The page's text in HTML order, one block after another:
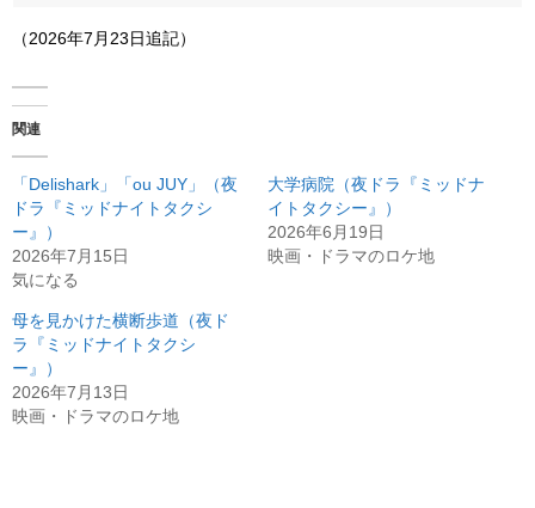
（2026年7月23日追記）
関連
「Delishark」「ou JUY」（夜
ドラ『ミッドナイトタクシ
ー』）
2026年7月15日
気になる
大学病院（夜ドラ『ミッドナ
イトタクシー』）
2026年6月19日
映画・ドラマのロケ地
母を見かけた横断歩道（夜ド
ラ『ミッドナイトタクシ
ー』）
2026年7月13日
映画・ドラマのロケ地